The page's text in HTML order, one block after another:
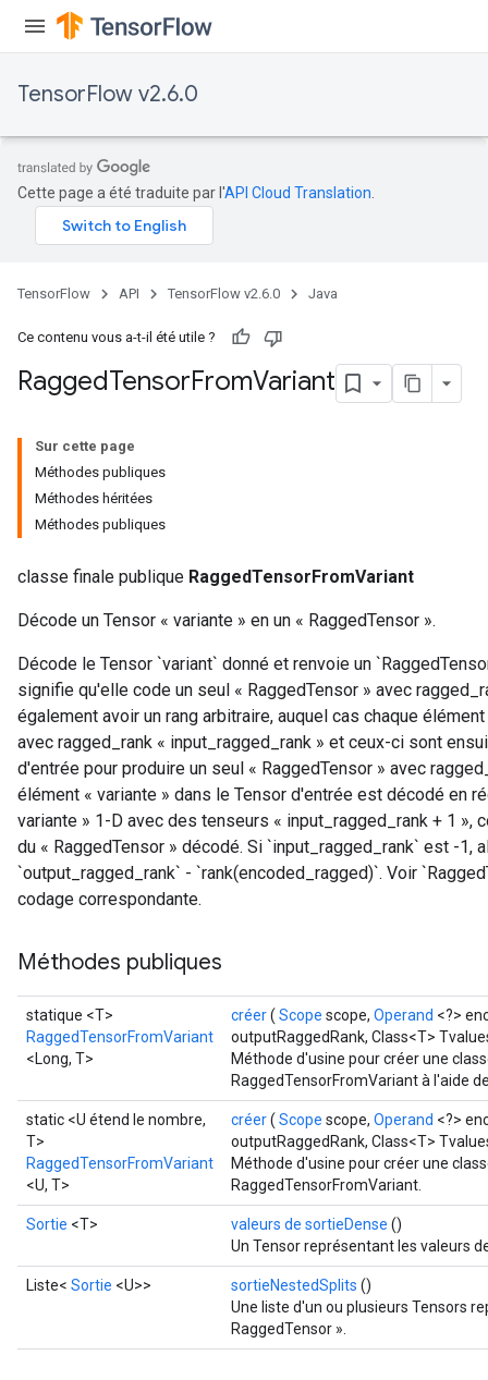
TensorFlow v2.6.0
Cette page a été traduite par l'API Cloud Translation
TensorFlow API TensorFlow v2.6.0 Java
Ce contenu vous a-t-il été utile ?
RaggedTensorFromVariant
Sur cette page
Méthodes publiques
Méthodes héritées
Méthodes publiques
classe finale publique RaggedTensorFromVariant
Décode un Tensor « variante » en un « RaggedTensor ».
Décode le Tensor `variant` donné et renvoie un
signifie qu'elle code un seul « RaggedTensor » avec
également avoir un rang arbitraire, auquel cas chaque
avec ragged_rank « input_ragged_rank » et ceux-ci sont
d'entrée pour produire un seul « RaggedTensor » avec
élément « variante » dans le Tensor d'entrée est décodé en
variante » 1-D avec des tenseurs « input_ragged_rank + 1 »,
du « RaggedTensor » décodé. Si `input_ragged_rank` est -1,
`output_ragged_rank` - `rank(encoded_ragged)`. Voir
codage correspondante.
Méthodes publiques
statique <T>
RaggedTensorFromVariant
<Long, T>
créer( Scope scope, Operand <?>
outputRaggedRank, Class<T>
Méthode d'usine pour créer une
RaggedTensorFromVariant à l'aide
static <U étend le nombre,
T>
RaggedTensorFromVariant
<U, T>
créer( Scope scope, Operand <?>
outputRaggedRank, Class<T>
Méthode d'usine pour créer une
RaggedTensorFromVariant.
Sortie <T> valeurs de sortieDense ()
Un Tensor représentant les valeurs
Liste< Sortie <U>> sortieNestedSplits ()
Une liste d'un ou plusieurs Tensors
RaggedTensor ».